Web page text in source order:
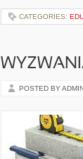
CATEGORIES:
POSTED BY